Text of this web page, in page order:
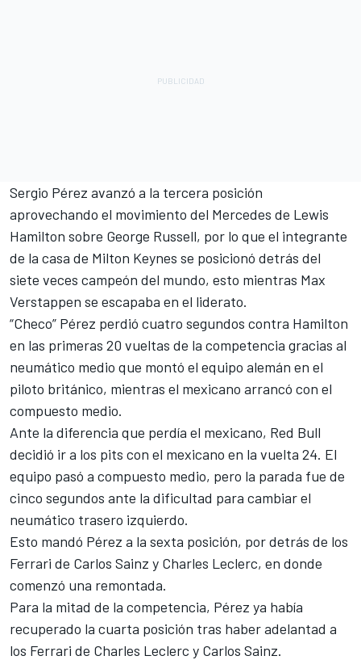
Sergio Pérez avanzó a la tercera posición
aprovechando el movimiento del Mercedes de Lewis
Hamilton sobre George Russell, por lo que el integrante
de la casa de Milton Keynes se posicionó detrás del
siete veces campeón del mundo, esto mientras Max
Verstappen se escapaba en el liderato.
“Checo” Pérez perdió cuatro segundos contra Hamilton
en las primeras 20 vueltas de la competencia gracias al
neumático medio que montó el equipo alemán en el
piloto británico, mientras el mexicano arrancó con el
compuesto medio.
Ante la diferencia que perdía el mexicano, Red Bull
decidió ir a los pits con el mexicano en la vuelta 24. El
equipo pasó a compuesto medio, pero la parada fue de
cinco segundos ante la dificultad para cambiar el
neumático trasero izquierdo.
Esto mandó Pérez a la sexta posición, por detrás de los
Ferrari de Carlos Sainz y Charles Leclerc, en donde
comenzó una remontada.
Para la mitad de la competencia, Pérez ya había
recuperado la cuarta posición tras haber adelantad a
los Ferrari de Charles Leclerc y Carlos Sainz.